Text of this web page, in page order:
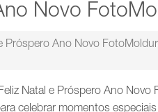
Novo
Próspero Ano Novo
Natal e Próspero Ano Novo
celebrar momentos